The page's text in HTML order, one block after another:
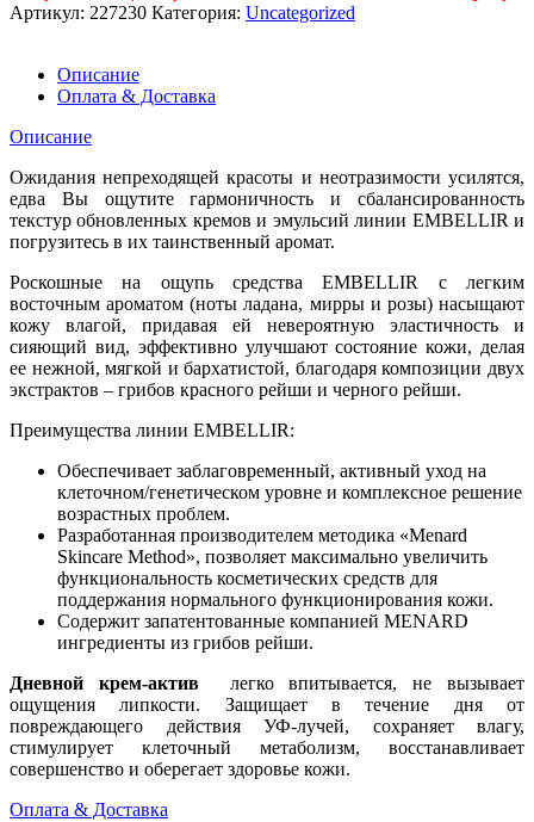
Артикул: 227230 Категория: Uncategorized
Описание
Оплата & Доставка
Описание
Ожидания непреходящей красоты и неотразимости усилятся,
едва Вы ощутите гармоничность и сбалансированность
текстур обновленных кремов и эмульсий линии EMBELLIR и
погрузитесь в их таинственный аромат.
Роскошные на ощупь средства EMBELLIR с легким
восточным ароматом (ноты ладана, мирры и розы) насыщают
кожу влагой, придавая ей невероятную эластичность и
сияющий вид, эффективно улучшают состояние кожи, делая
ее нежной, мягкой и бархатистой, благодаря композиции двух
экстрактов – грибов красного рейши и черного рейши.
Преимущества линии EMBELLIR:
Обеспечивает заблаговременный, активный уход на
клеточном/генетическом уровне и комплексное решение
возрастных проблем.
Разработанная производителем методика «Menard
Skincare Method», позволяет максимально увеличить
функциональность косметических средств для
поддержания нормального функционирования кожи.
Содержит запатентованные компанией MENARD
ингредиенты из грибов рейши.
Дневной крем-активлегко впитывается, не вызывает
ощущения липкости. Защищает в течение дня от
повреждающего действия УФ-лучей, сохраняет влагу,
стимулирует клеточный метаболизм, восстанавливает
совершенство и оберегает здоровье кожи.
Оплата & Доставка